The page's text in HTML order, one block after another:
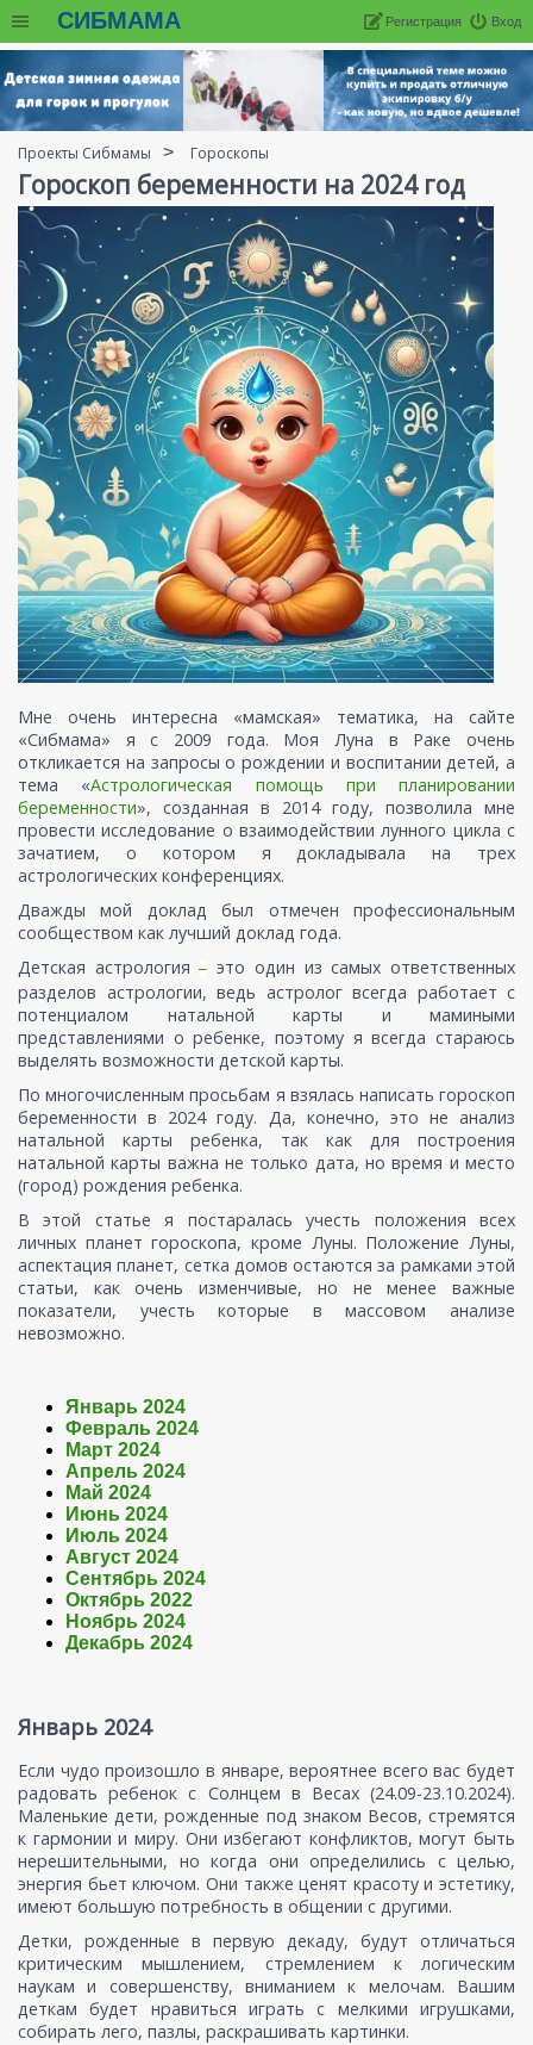
СИБМАМА Вход
Регистрация
Проекты Сибмамы Гороскопы
Гороскоп беременности на 2024 год
Мне очень интересна «мамская» тематика, на сайте
«Сибмама» я с 2009 года. Моя Луна в Раке очень
откликается на запросы о рождении и воспитании детей, а
тема «Астрологическая помощь при планировании
беременности», созданная в 2014 году, позволила мне
провести исследование о взаимодействии лунного цикла с
зачатием, о котором я докладывала на трех
астрологических конференциях.
Дважды мой доклад был отмечен профессиональным
сообществом как лучший доклад года.
Детская астрология– это один из самых ответственных
разделов астрологии, ведь астролог всегда работает с
потенциалом натальной карты и мамиными
представлениями о ребенке, поэтому я всегда стараюсь
выделять возможности детской карты.
По многочисленным просьбам я взялась написать гороскоп
беременности в 2024 году. Да, конечно, это не анализ
натальной карты ребенка, так как для построения
натальной карты важна не только дата, но время и место
(город) рождения ребенка.
В этой статье я постаралась учесть положения всех
личных планет гороскопа, кроме Луны. Положение Луны,
аспектация планет, сетка домов остаются за рамками этой
статьи, как очень изменчивые, но не менее важные
показатели, учесть которые в массовом анализе
невозможно.
Январь 2024
Февраль 2024
Март 2024
Апрель 2024
Май 2024
Июнь 2024
Июль 2024
Август 2024
Сентябрь 2024
Октябрь 2022
Ноябрь 2024
Декабрь 2024
Январь 2024
Если чудо произошло в январе, вероятнее всего вас будет
радовать ребенок с Солнцем в Весах (24.09-23.10.2024).
Маленькие дети, рожденные под знаком Весов, стремятся
к гармонии и миру. Они избегают конфликтов, могут быть
нерешительными, но когда они определились с целью,
энергия бьет ключом. Они также ценят красоту и эстетику,
имеют большую потребность в общении с другими.
Детки, рожденные в первую декаду, будут отличаться
критическим мышлением, стремлением к логическим
наукам и совершенству, вниманием к мелочам. Вашим
деткам будет нравиться играть с мелкими игрушками,
собирать лего, пазлы, раскрашивать картинки.